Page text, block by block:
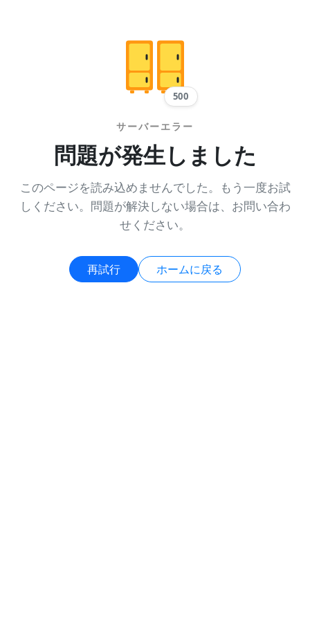
500
サーバーエラー
問題が発生しました
このページを読み込めませんでした。もう一度お試
しください。問題が解決しない場合は、お問い合わ
せください。
再試行 ホームに戻る